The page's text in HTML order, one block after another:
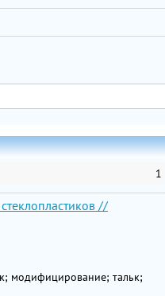
1
//
модифицирование; тальк;